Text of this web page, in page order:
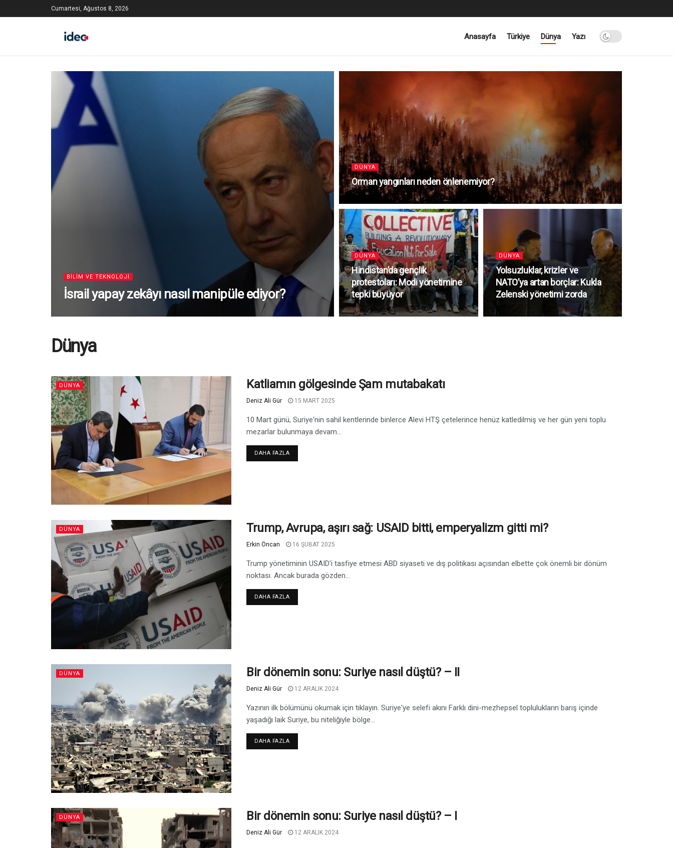
Cumartesi, Ağustos 8, 2026
Anasayfa Türkiye Dünya Yazı
BILIM VE TEKNOLOJI
İsrail yapay zekâyı nasıl manipüle ediyor?
DÜNYA
Orman yangınları neden önlenemiyor?
DÜNYA
Hindistan’da gençlik
protestoları: Modi yönetimine
tepki büyüyor
DÜNYA
Yolsuzluklar, krizler ve
NATO’ya artan borçlar: Kukla
Zelenski yönetimi zorda
Dünya
DÜNYA Katliamın gölgesinde Şam mutabakatı
Deniz Ali Gür 15 MART 2025
10 Mart günü, Suriye'nin sahil kentlerinde binlerce Alevi HTŞ çetelerince henüz katledilmiş ve her gün yeni toplu
mezarlar bulunmaya devam...
DAHA FAZLA
DÜNYA Trump, Avrupa, aşırı sağ: USAID bitti, emperyalizm gitti mi?
Erkin Öncan 16 ŞUBAT 2025
Trump yönetiminin USAID'i tasfiye etmesi ABD siyaseti ve dış politikası açısından elbette çok önemli bir dönüm
noktası. Ancak burada gözden...
DAHA FAZLA
DÜNYA Bir dönemin sonu: Suriye nasıl düştü? – II
Deniz Ali Gür 12 ARALIK 2024
Yazının ilk bölümünü okumak için tıklayın. Suriye'ye selefi akını Farklı dini-mezhepsel toplulukların barış içinde
yaşadığı laik Suriye, bu niteliğiyle bölge...
DAHA FAZLA
DÜNYA Bir dönemin sonu: Suriye nasıl düştü? – I
Deniz Ali Gür 12 ARALIK 2024